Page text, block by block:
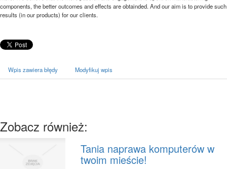
components, the better outcomes and effects are obtainded. And our aim is to provide such
results (in our products) for our clients.
Wpis zawiera błędy Modyfikuj wpis
Zobacz również:
Tania naprawa komputerów w
twoim mieście!